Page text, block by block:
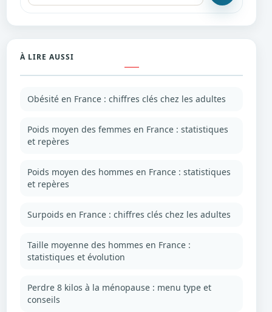
À LIRE AUSSI
Obésité en France : chiffres clés chez les adultes
Poids moyen des femmes en France : statistiques
et repères
Poids moyen des hommes en France : statistiques
et repères
Surpoids en France : chiffres clés chez les adultes
Taille moyenne des hommes en France :
statistiques et évolution
Perdre 8 kilos à la ménopause : menu type et
conseils